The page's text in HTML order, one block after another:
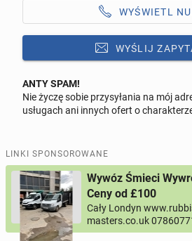
WYŚWIETL
WYŚLIJ
Odpowiedz na ofertę tego
ANTY SPAM!
Nie życzę sobie przysyłania na mój
usługach ani innych ofert o
LINKI SPONSOROWANE
Wywóz Śmieci
Ceny od £100
Cały Londyn
masters.co.uk